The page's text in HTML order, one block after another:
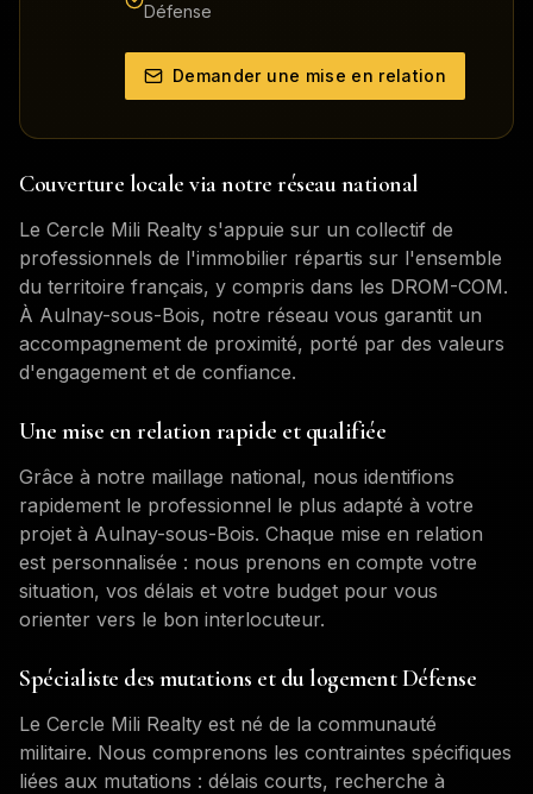
Défense
Demander une mise en relation
Couverture locale via notre réseau national
Le Cercle Mili Realty s'appuie sur un collectif de
professionnels de l'immobilier répartis sur l'ensemble
du territoire français, y compris dans les DROM-COM.
À Aulnay-sous-Bois, notre réseau vous garantit un
accompagnement de proximité, porté par des valeurs
d'engagement et de confiance.
Une mise en relation rapide et qualifiée
Grâce à notre maillage national, nous identifions
rapidement le professionnel le plus adapté à votre
projet à Aulnay-sous-Bois. Chaque mise en relation
est personnalisée : nous prenons en compte votre
situation, vos délais et votre budget pour vous
orienter vers le bon interlocuteur.
Spécialiste des mutations et du logement Défense
Le Cercle Mili Realty est né de la communauté
militaire. Nous comprenons les contraintes spécifiques
liées aux mutations : délais courts, recherche à